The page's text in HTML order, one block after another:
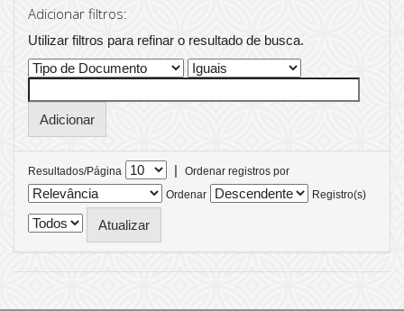
Adicionar filtros:
Utilizar filtros para refinar o resultado de busca.
Resultados/Página |
Ordenar registros por
Ordenar
Registro(s)